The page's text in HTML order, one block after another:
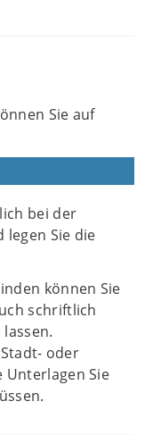
Sie auf
bei der
legen Sie die
können Sie
schriftlich
oder
Unterlagen Sie